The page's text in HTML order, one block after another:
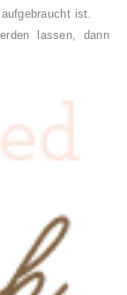
ist.
lassen, dann